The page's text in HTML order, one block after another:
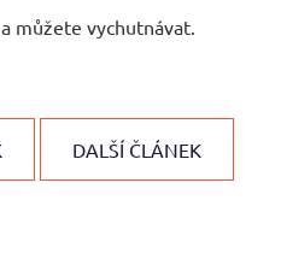
můžete vychutnávat.
DALŠÍ ČLÁNEK